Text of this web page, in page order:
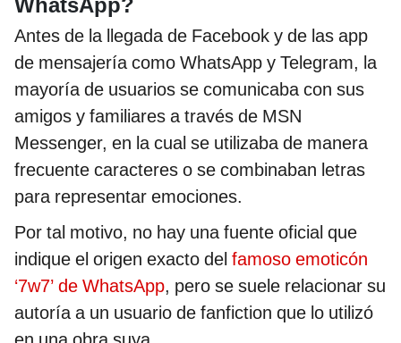
WhatsApp?
Antes de la llegada de Facebook y de las app
de mensajería como WhatsApp y Telegram, la
mayoría de usuarios se comunicaba con sus
amigos y familiares a través de MSN
Messenger, en la cual se utilizaba de manera
frecuente caracteres o se combinaban letras
para representar emociones.
Por tal motivo, no hay una fuente oficial que
indique el origen exacto del famoso emoticón
‘7w7’ de WhatsApp, pero se suele relacionar su
autoría a un usuario de fanfiction que lo utilizó